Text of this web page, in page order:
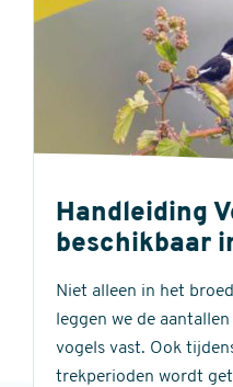
Handleiding
beschikbaar
Niet alleen in het
leggen we de
vogels vast. Ook
trekperioden wordt